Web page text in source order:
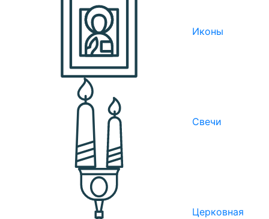
Иконы
Свечи
Церковная